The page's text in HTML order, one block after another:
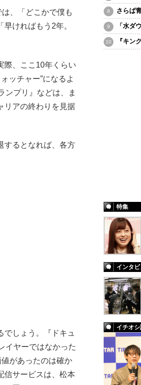
、「どこかで僕も
ければもう2年。
際、ここ10年くらい
ッチャー”になるよ
ンプリ』などは、ま
リアの終わりを見据
するとなれば、各方
でしょう。『ドキュ
イヤーではなかった
があったのは確か
信サービスは、松本
さらば
「水ダ
『キン
特集
インタ
イチオ